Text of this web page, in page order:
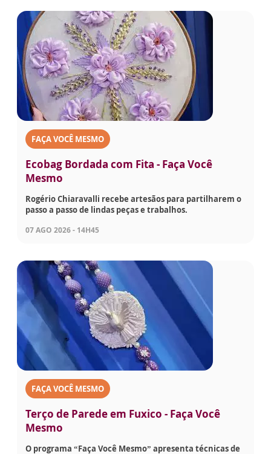
FAÇA VOCÊ MESMO
Ecobag Bordada com Fita - Faça Você
Mesmo
Rogério Chiaravalli recebe artesãos para partilharem o
passo a passo de lindas peças e trabalhos.
07 AGO 2026 - 14H45
FAÇA VOCÊ MESMO
Terço de Parede em Fuxico - Faça Você
Mesmo
O programa “Faça Você Mesmo” apresenta técnicas de